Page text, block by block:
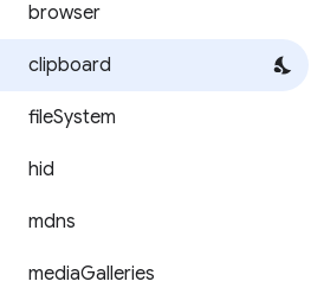
browser
clipboard
fileSystem
hid
mdns
mediaGalleries